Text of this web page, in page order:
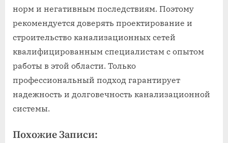
норм и негативным последствиям. Поэтому
рекомендуется доверять проектирование и
строительство канализационных сетей
квалифицированным специалистам с опытом
работы в этой области. Только
профессиональный подход гарантирует
надежность и долговечность канализационной
системы.
Похожие Записи: